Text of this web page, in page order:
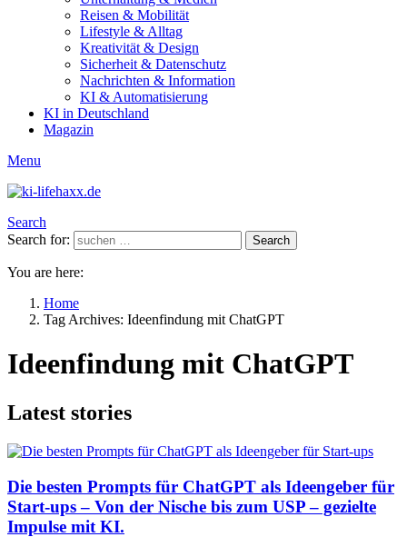
Reisen & Mobilität
Lifestyle & Alltag
Kreativität & Design
Sicherheit & Datenschutz
Nachrichten & Information
KI & Automatisierung
KI in Deutschland
Magazin
Menu
Search
Search for:
Search
You are here:
Home
Tag Archives: Ideenfindung mit ChatGPT
Ideenfindung mit ChatGPT
Latest stories
Die besten Prompts für ChatGPT als Ideengeber für
Start-ups – Von der Nische bis zum USP – gezielte
Impulse mit KI.